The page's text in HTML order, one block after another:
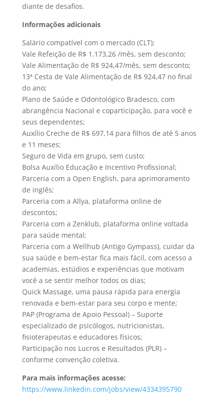
diante de desafios.
Informações adicionais
Salário compatível com o mercado (CLT);
Vale Refeição de R$ 1.173,26 /mês, sem desconto;
Vale Alimentação de R$ 924,47/mês, sem desconto;
13ª Cesta de Vale Alimentação de R$ 924,47 no final
do ano;
Plano de Saúde e Odontológico Bradesco, com
abrangência Nacional e coparticipação, para você e
seus dependentes;
Auxílio Creche de R$ 697,14 para filhos de até 5 anos
e 11 meses;
Seguro de Vida em grupo, sem custo;
Bolsa Auxílio Educação e Incentivo Profissional;
Parceria com a Open English, para aprimoramento
de inglês;
Parceria com a Allya, plataforma online de
descontos;
Parceria com a Zenklub, plataforma online voltada
para saúde mental;
Parceria com a Wellhub (Antigo Gympass), cuidar da
sua saúde e bem-estar fica mais fácil, com acesso a
academias, estúdios e experiências que motivam
você a se sentir melhor todos os dias;
Quick Massage, uma pausa rápida para energia
renovada e bem-estar para seu corpo e mente;
PAP (Programa de Apoio Pessoal) – Suporte
especializado de psicólogos, nutricionistas,
fisioterapeutas e educadores físicos;
Participação nos Lucros e Resultados (PLR) –
conforme convenção coletiva.
Para mais informações acesse:
https://www.linkedin.com/jobs/view/4334395790